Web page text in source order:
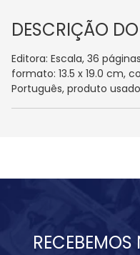
DESCRIÇÃO
Editora: Escala, 36
formato: 13.5 x 19.0 cm,
Português, produto usado